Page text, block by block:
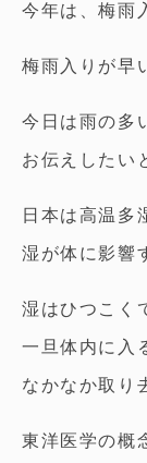
今年は、梅雨
梅雨入りが早
今日は雨の多
お伝えしたい
日本は高温多
湿が体に影響
湿はひつこく
一旦体内に入
なかなか取り
東洋医学の概